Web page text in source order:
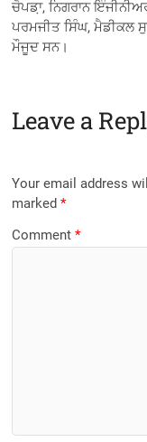
ਚੋਪਡ਼ਾ, ਨਿਗਰਾਨ
ਪਰਮਜੀਤ ਸਿੰਘ, ਮੈਡੀਕਲ
ਮੌਜੂਦ ਸਨ।
Leave a
Your email address
marked*
Comment*